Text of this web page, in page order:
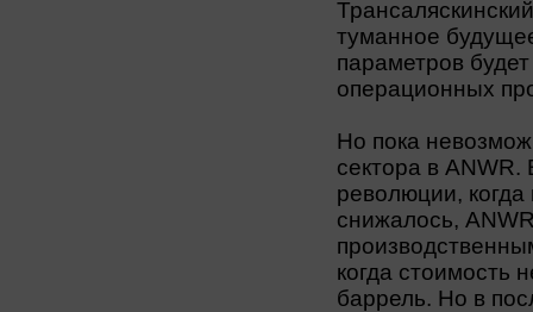
туманное
параметров
операционных
Но пока
сектора в
революции,
снижалось,
когда стоимость
баррель. Но в